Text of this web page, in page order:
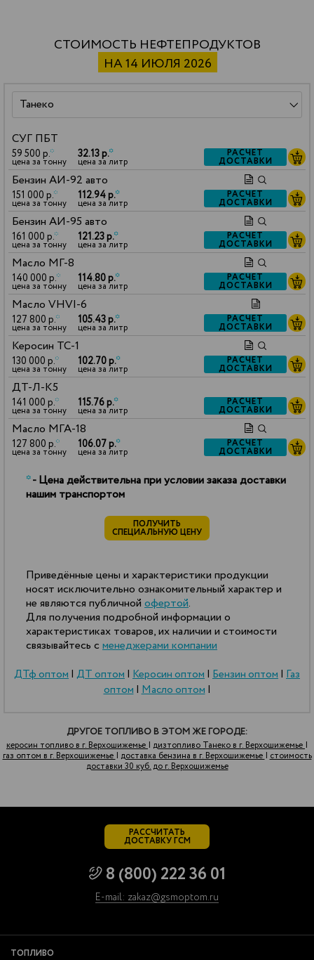
СТОИМОСТЬ НЕФТЕПРОДУКТОВ
НА 14 ИЮЛЯ 2026
СУГ ПБТ
59 500 р.*
цена за тонну
32.13 р.*
цена за литр
РАСЧЕТ
ДОСТАВКИ
Бензин АИ-92 авто
151 000 р.*
цена за тонну
112.94 р.*
цена за литр
РАСЧЕТ
ДОСТАВКИ
Бензин АИ-95 авто
161 000 р.*
цена за тонну
121.23 р.*
цена за литр
РАСЧЕТ
ДОСТАВКИ
Масло МГ-8
140 000 р.*
цена за тонну
114.80 р.*
цена за литр
РАСЧЕТ
ДОСТАВКИ
Масло VHVI-6
127 800 р.*
цена за тонну
105.43 р.*
цена за литр
РАСЧЕТ
ДОСТАВКИ
Керосин ТС-1
130 000 р.*
цена за тонну
102.70 р.*
цена за литр
РАСЧЕТ
ДОСТАВКИ
ДТ-Л-К5
141 000 р.*
цена за тонну
115.76 р.*
цена за литр
РАСЧЕТ
ДОСТАВКИ
Масло МГА-18
127 800 р.*
цена за тонну
106.07 р.*
цена за литр
РАСЧЕТ
ДОСТАВКИ
*- Цена действительна при условии заказа доставки
нашим транспортом
ПОЛУЧИТЬ
СПЕЦИАЛЬНУЮ ЦЕНУ
Приведённые цены и характеристики продукции
носят исключительно ознакомительный характер и
не являются публичной офертой.
Для получения подробной информации о
характеристиках товаров, их наличии и стоимости
связывайтесь с менеджерами компании
ДТф оптом| ДТ оптом| Керосин оптом| Бензин оптом| Газ
оптом|Масло оптом|
ДРУГОЕ ТОПЛИВО В ЭТОМ ЖЕ ГОРОДЕ:
керосин топливо в г. Верхошижемье | дизтопливо Танеко в г. Верхошижемье |
газ оптом в г. Верхошижемье | доставка бензина в г. Верхошижемье | стоимость
доставки 30 куб. до г. Верхошижемье
РАССЧИТАТЬ
ДОСТАВКУ ГСМ
8 (800) 222 36 01
E-mail: zakaz@gsmoptom.ru
ТОПЛИВО